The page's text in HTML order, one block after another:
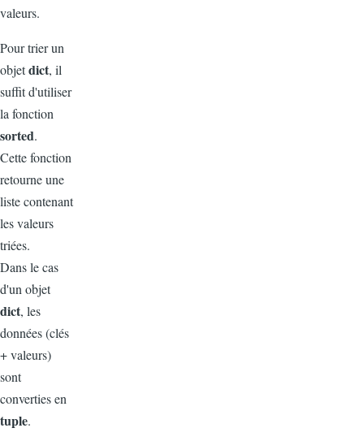
valeurs.
Pour trier un
objetdict, il
suffit d'utiliser
la fonction
sorted.
Cette fonction
retourne une
liste contenant
les valeurs
triées.
Dans le cas
d'un objet
dict, les
données (clés
+ valeurs)
sont
converties en
tuple.